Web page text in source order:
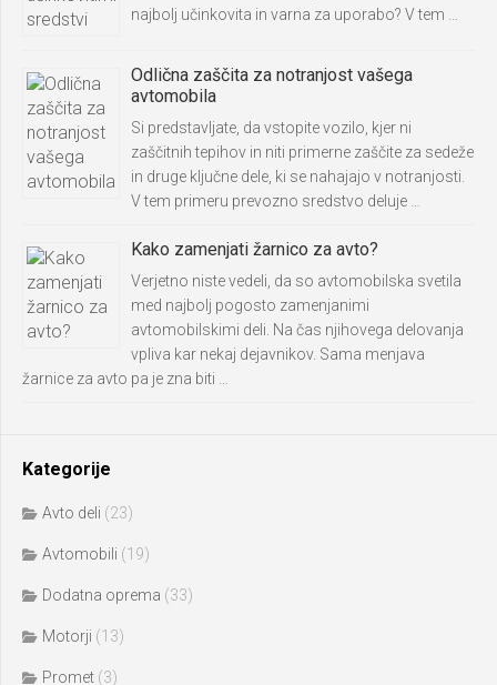
najbolj učinkovita in varna za uporabo? V tem …
Odlična zaščita za notranjost vašega
avtomobila
Si predstavljate, da vstopite vozilo, kjer ni
zaščitnih tepihov in niti primerne zaščite za sedeže
in druge ključne dele, ki se nahajajo v notranjosti.
V tem primeru prevozno sredstvo deluje …
Kako zamenjati žarnico za avto?
Verjetno niste vedeli, da so avtomobilska svetila
med najbolj pogosto zamenjanimi
avtomobilskimi deli. Na čas njihovega delovanja
vpliva kar nekaj dejavnikov. Sama menjava
žarnice za avto pa je zna biti …
Kategorije
Avto deli (23)
Avtomobili (19)
Dodatna oprema (33)
Motorji (13)
Promet (3)